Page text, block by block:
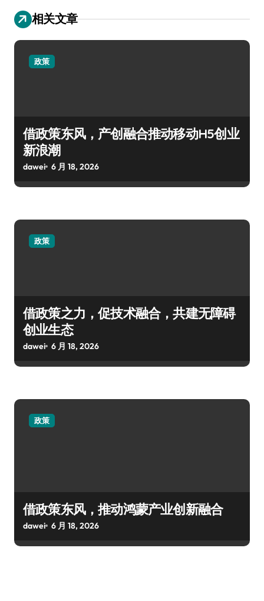
相关文章
政策
借政策东风，产创融合推动移动H5创业
新浪潮
dawei 6 月 18, 2026
政策
借政策之力，促技术融合，共建无障碍
创业生态
dawei 6 月 18, 2026
政策
借政策东风，推动鸿蒙产业创新融合
dawei 6 月 18, 2026